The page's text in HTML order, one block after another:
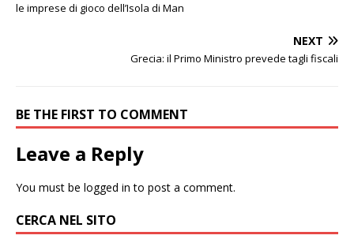
le imprese di gioco dell’Isola di Man
NEXT
Grecia: il Primo Ministro prevede tagli fiscali
BE THE FIRST TO COMMENT
Leave a Reply
You must be logged in to post a comment.
CERCA NEL SITO